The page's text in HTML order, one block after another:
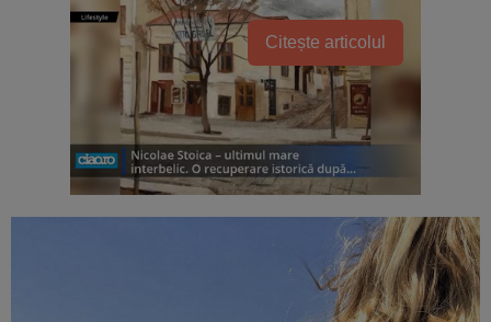
Citește articolul